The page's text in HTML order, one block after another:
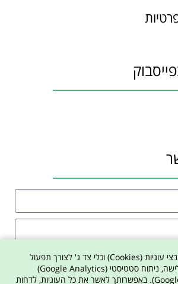
באתר נעשה שימוש בקובצי עוגיות (Cookies) וכלי צד ג' לצורך תפעול
האתר, שיפור חוויית הגלישה, ניתוח סטטיסטי (Google Analytics)
והתאמת פרסום (Google Ads). באפשרותך לאשר את כל העוגיות, לדחות